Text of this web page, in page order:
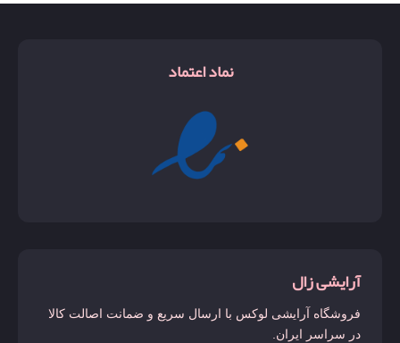
نماد اعتماد
آرایشی زال
فروشگاه آرایشی لوکس با ارسال سریع و ضمانت اصالت کالا
در سراسر ایران.